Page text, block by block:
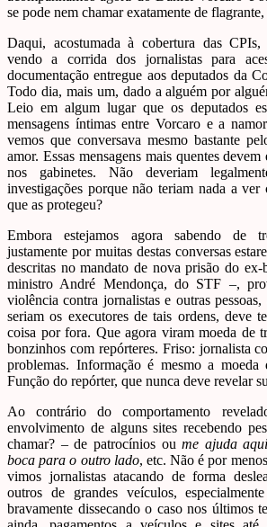
se pode nem chamar exatamente de
Daqui, acostumada à cobertura das
vendo a corrida dos jornalistas para
documentação entregue aos deputados da
Todo dia, mais um, dado a alguém por
Leio em algum lugar que os deputados
mensagens íntimas entre Vorcaro e a
vemos que conversava mesmo bastante
amor. Essas mensagens mais quentes devem
nos gabinetes. Não deveriam
investigações porque não teriam nada a ver
que as protegeu?
Embora estejamos agora sabendo de
justamente por muitas destas conversas
descritas no mandato de nova prisão do
ministro André Mendonça, do STF –,
violência contra jornalistas e outras
seriam os executores de tais ordens, deve
coisa por fora. Que agora viram moeda de
bonzinhos com repórteres. Friso: jornalista
problemas. Informação é mesmo a moeda
Função do repórter, que nunca deve revelar
Ao contrário do comportamento
envolvimento de alguns sites recebendo
chamar? – de patrocínios oume ajuda aqui
boca para o outro lado, etc. Não é por
vimos jornalistas atacando de forma
outros de grandes veículos,
bravamente dissecando o caso nos últimos